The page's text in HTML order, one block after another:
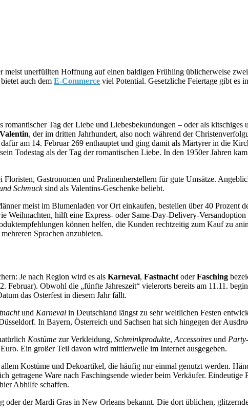
meist unerfüllten Hoffnung auf einen baldigen Frühling üblicherweise
auch dem E-Commerce viel Potential. Gesetzliche Feiertage gibt es
romantischer Tag der Liebe und Liebesbekundungen – oder als
, der im dritten Jahrhundert, also noch während der
am 14. Februar 269 enthauptet und ging damit als Märtyrer in die
Todestag als der Tag der romantischen Liebe. In den 1950er Jahren
Floristen, Gastronomen und Pralinenherstellern für gute Umsätze.
Schmucksind als Valentins-Geschenke beliebt.
meist im Blumenladen vor Ort einkaufen, bestellen über 40 Prozent
Weihnachten, hilft eine Express- oder Same-Day-Delivery-
können helfen, die Kunden rechtzeitig zum Kauf zu
Sprachen anzubieten.
Je nach Region wird es als Karneval, FastnachtoderFasching
Februar). Obwohl die „fünfte Jahreszeit“ vielerorts bereits am 11.11.
das Osterfest in diesem Jahr fällt.
und Karneval in Deutschland längst zu sehr weltlichen Festen
In Bayern, Österreich und Sachsen hat sich hingegen der
Kostüme zur Verkleidung, Schminkprodukte,Accessoires und
Ein großer Teil davon wird mittlerweile im Internet ausgegeben.
Kostüme und Dekoartikel, die häufig nur einmal genutzt werden.
getragene Ware nach Faschingsende wieder beim Verkäufer.
Abhilfe schaffen.
oder der Mardi Gras in New Orleans bekannt. Die dort üblichen,